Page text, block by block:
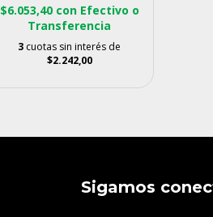
$6.053,40 con Efectivo o
Transferencia
3 cuotas sin interés de
$2.242,00
Sigamos